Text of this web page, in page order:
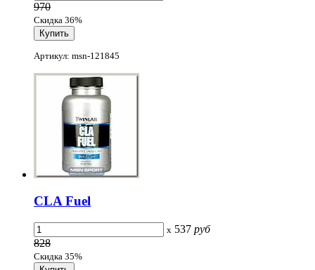
970
Скидка 36%
Артикул: msn-121845
CLA Fuel
x 537 руб
828
Скидка 35%